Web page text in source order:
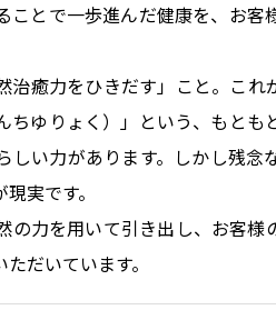
ことで一歩進んだ健康を、お
治癒力をひきだす」こと。これ
ちゆりょく）」という、もと
い力があります。しかし残念
実です。
の力を用いて引き出し、お客
だいています。